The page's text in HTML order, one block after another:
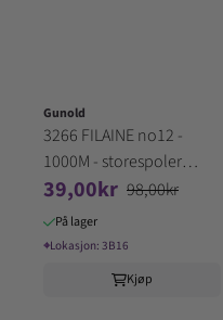
Gunold
3266 FILAINE no12 -
1000M - storespoler
100% Akryl (3B16)
39,00kr 98,00kr
På lager
⌖Lokasjon: 3B16
Kjøp